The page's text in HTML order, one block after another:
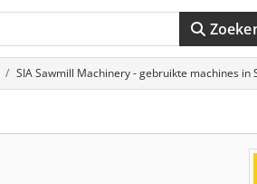
SIA Sawmill Machinery - gebruikte machines in